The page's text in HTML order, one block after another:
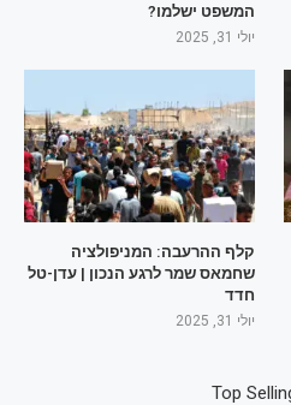
המשפט ישלמו?
יולי 31, 2025
קלף ההרעבה: המניפולציה
שחמאס שמר לרגע הנכון | עדן-טל
חדד
יולי 31, 2025